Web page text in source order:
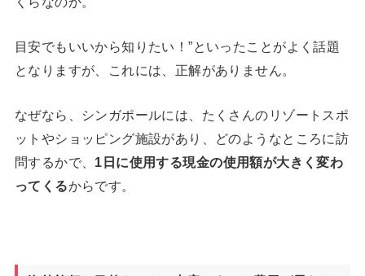
目安でもいいから知りたい！”といったことがよく話題
となりますが、これには、正解がありません。
なぜなら、シンガポールには、たくさんのリゾートスポ
ットやショッピング施設があり、どのようなところに訪
問するかで、 1 日に使用する現金の使用額が大きく変わ
ってくるからです。